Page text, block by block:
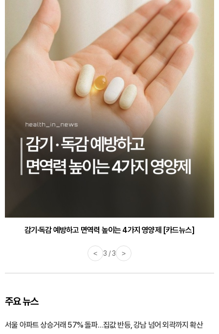
감기·독감 예방하고 면역력 높이는 4가지 영양제 [카드뉴스]
< 3 / 3 >
주요 뉴스
서울 아파트 상승거래 57% 돌파…집값 반등, 강남 넘어 외곽까지 확산